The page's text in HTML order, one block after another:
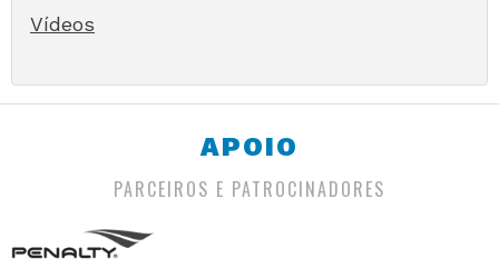
Vídeos
APOIO
PARCEIROS E PATROCINADORES